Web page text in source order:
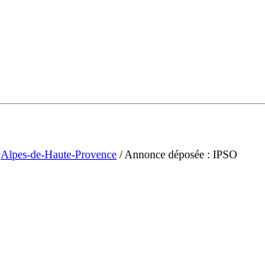
Alpes-de-Haute-Provence / Annonce déposée : IPSO